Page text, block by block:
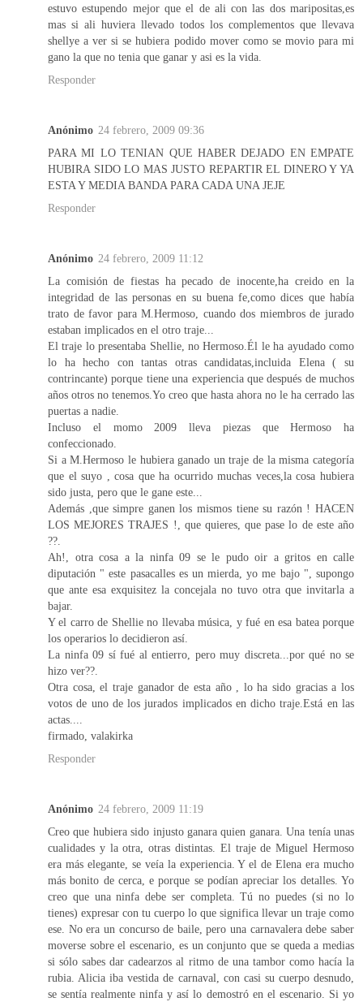
estuvo estupendo mejor que el de ali con las dos maripositas,es
mas si ali huviera llevado todos los complementos que llevava
shellye a ver si se hubiera podido mover como se movio para mi
gano la que no tenia que ganar y asi es la vida.
Responder
Anónimo 24 febrero, 2009 09:36
PARA MI LO TENIAN QUE HABER DEJADO EN EMPATE
HUBIRA SIDO LO MAS JUSTO REPARTIR EL DINERO Y YA
ESTA Y MEDIA BANDA PARA CADA UNA JEJE
Responder
Anónimo 24 febrero, 2009 11:12
La comisión de fiestas ha pecado de inocente,ha creido en la
integridad de las personas en su buena fe,como dices que había
trato de favor para M.Hermoso, cuando dos miembros de jurado
estaban implicados en el otro traje...
El traje lo presentaba Shellie, no Hermoso.Él le ha ayudado como
lo ha hecho con tantas otras candidatas,incluida Elena ( su
contrincante) porque tiene una experiencia que después de muchos
años otros no tenemos.Yo creo que hasta ahora no le ha cerrado las
puertas a nadie.
Incluso el momo 2009 lleva piezas que Hermoso ha
confeccionado.
Si a M.Hermoso le hubiera ganado un traje de la misma categoría
que el suyo , cosa que ha ocurrido muchas veces,la cosa hubiera
sido justa, pero que le gane este...
Además ,que simpre ganen los mismos tiene su razón ! HACEN
LOS MEJORES TRAJES !, que quieres, que pase lo de este año
??.
Ah!, otra cosa a la ninfa 09 se le pudo oir a gritos en calle
diputación " este pasacalles es un mierda, yo me bajo ", supongo
que ante esa exquisitez la concejala no tuvo otra que invitarla a
bajar.
Y el carro de Shellie no llevaba música, y fué en esa batea porque
los operarios lo decidieron así.
La ninfa 09 sí fué al entierro, pero muy discreta...por qué no se
hizo ver??.
Otra cosa, el traje ganador de esta año , lo ha sido gracias a los
votos de uno de los jurados implicados en dicho traje.Está en las
actas....
firmado, valakirka
Responder
Anónimo 24 febrero, 2009 11:19
Creo que hubiera sido injusto ganara quien ganara. Una tenía unas
cualidades y la otra, otras distintas. El traje de Miguel Hermoso
era más elegante, se veía la experiencia. Y el de Elena era mucho
más bonito de cerca, e porque se podían apreciar los detalles. Yo
creo que una ninfa debe ser completa. Tú no puedes (si no lo
tienes) expresar con tu cuerpo lo que significa llevar un traje como
ese. No era un concurso de baile, pero una carnavalera debe saber
moverse sobre el escenario, es un conjunto que se queda a medias
si sólo sabes dar cadearzos al ritmo de una tambor como hacía la
rubia. Alicia iba vestida de carnaval, con casi su cuerpo desnudo,
se sentía realmente ninfa y así lo demostró en el escenario. Si yo